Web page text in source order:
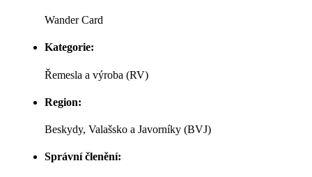
Wander Card
Kategorie:
Řemesla a výroba (RV)
Region:
Beskydy, Valašsko a Javorníky (BVJ)
Správní členění: